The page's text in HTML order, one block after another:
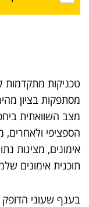
טכניקות מתקדמות
מסתפקות בציון
מצב השוואתית
הספציפי
אימונים, מציגות
תוכנית אימונים
בענף שעוני